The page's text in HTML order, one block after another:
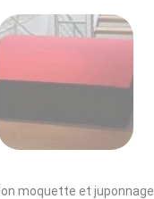
moquette et juponnage